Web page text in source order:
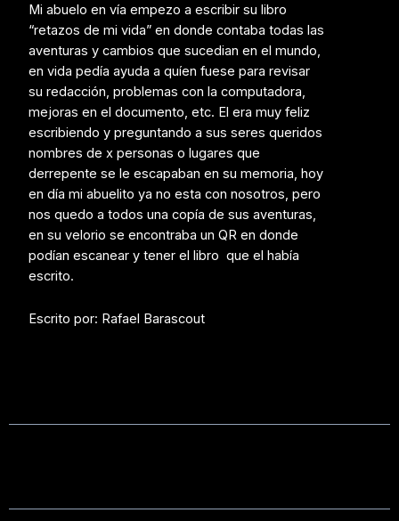
Mi abuelo en vía empezo a escribir su libro
“retazos de mi vida” en donde contaba todas las
aventuras y cambios que sucedian en el mundo,
en vida pedía ayuda a quíen fuese para revisar
su redacción, problemas con la computadora,
mejoras en el documento, etc. El era muy feliz
escribiendo y preguntando a sus seres queridos
nombres de x personas o lugares que
derrepente se le escapaban en su memoria, hoy
en día mi abuelito ya no esta con nosotros, pero
nos quedo a todos una copía de sus aventuras,
en su velorio se encontraba un QR en donde
podían escanear y tener el libro que el había
escrito.
Escrito por: Rafael Barascout